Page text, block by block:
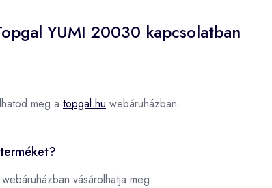
YUMI 20030 kapcsolatban
meg a topgal.hu webáruházban.
webáruházban vásárolhatja meg.